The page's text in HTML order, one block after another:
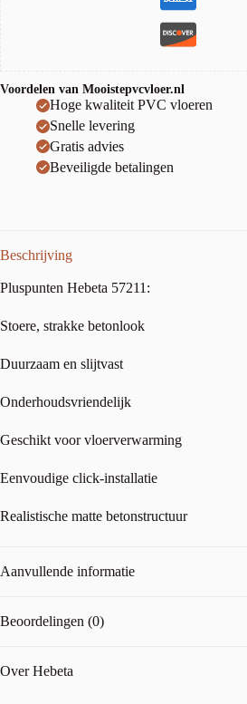
Voordelen van Mooistepvcvloer.nl
Hoge kwaliteit PVC vloeren
Snelle levering
Gratis advies
Beveiligde betalingen
Beschrijving
Pluspunten Hebeta 57211:
Stoere, strakke betonlook
Duurzaam en slijtvast
Onderhoudsvriendelijk
Geschikt voor vloerverwarming
Eenvoudige click-installatie
Realistische matte betonstructuur
Aanvullende informatie
Beoordelingen (0)
Over Hebeta